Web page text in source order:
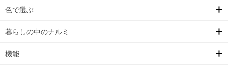
色で選ぶ
暮らしの中のナルミ
機能